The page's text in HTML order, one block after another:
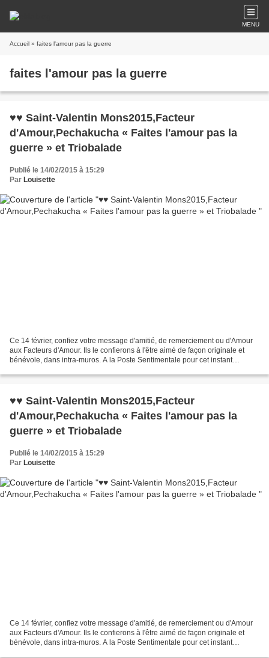
MENU
Accueil » faites l'amour pas la guerre
faites l'amour pas la guerre
♥♥ Saint-Valentin Mons2015,Facteur
d'Amour,Pechakucha « Faites l'amour pas la
guerre » et Triobalade
Publié le 14/02/2015 à 15:29
Par Louisette
Ce 14 février, confiez votre message d'amitié, de remerciement ou d'Amour
aux Facteurs d'Amour. Ils le confierons à l'être aimé de façon originale et
bénévole, dans intra-muros. A la Poste Sentimentale pour cet instant
♥♥ Saint-Valentin Mons2015,Facteur
d'Amour,Pechakucha « Faites l'amour pas la
guerre » et Triobalade
Publié le 14/02/2015 à 15:29
Par Louisette
Ce 14 février, confiez votre message d'amitié, de remerciement ou d'Amour
aux Facteurs d'Amour. Ils le confierons à l'être aimé de façon originale et
bénévole, dans intra-muros. A la Poste Sentimentale pour cet instant